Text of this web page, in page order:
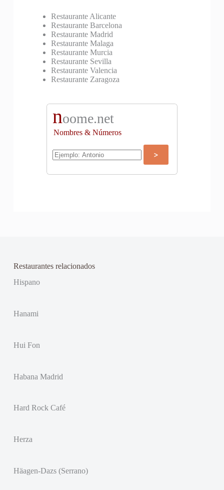
Restaurante Alicante
Restaurante Barcelona
Restaurante Madrid
Restaurante Malaga
Restaurante Murcia
Restaurante Sevilla
Restaurante Valencia
Restaurante Zaragoza
noome.net
Nombres & Números
Restaurantes relacionados
Hispano
Hanami
Hui Fon
Habana Madrid
Hard Rock Café
Herza
Häagen-Dazs (Serrano)